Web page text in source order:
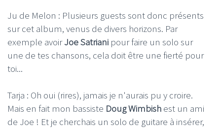
Ju de Melon : Plusieurs guests sont donc présents
sur cet album, venus de divers horizons. Par
exemple avoirJoe Satriani pour faire un solo sur
une de tes chansons, cela doit être une fierté pour
toi...
Tarja : Oh oui (rires), jamais je n'aurais pu y croire.
Mais en fait mon bassiste Doug Wimbish est un ami
de Joe ! Et je cherchais un solo de guitare à insérer,